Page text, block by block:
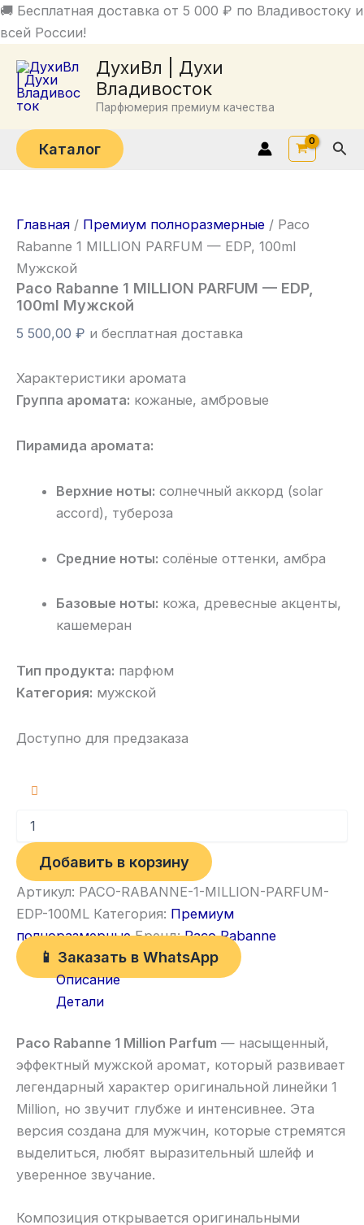
🚚 Бесплатная доставка от 5 000 ₽ по Владивостоку и
всей России!
Перейти
к
ДухиВл | Духи
Владивосток
Парфюмерия премиум качества
Каталог
Главная / Премиум полноразмерные / Paco
Rabanne 1 MILLION PARFUM — EDP, 100ml
Мужской
Paco Rabanne 1 MILLION PARFUM — EDP,
100ml Мужской
5 500,00 ₽ и бесплатная доставка
Характеристики аромата
Группа аромата: кожаные, амбровые
Пирамида аромата:
Верхние ноты: солнечный аккорд (solar
accord), тубероза
Средние ноты: солёные оттенки, амбра
Базовые ноты: кожа, древесные акценты,
кашемеран
Тип продукта: парфюм
Категория: мужской
Доступно для предзаказа
товара
Paco
Rabanne
MILLION
PARFUM
—
Добавить в корзину
Артикул: PACO-RABANNE-1-MILLION-PARFUM-
EDP-100ML Категория: Премиум
полноразмерные Бренд:Paco Rabanne
📱 Заказать в WhatsApp
Описание
Детали
Paco Rabanne 1 Million Parfum — насыщенный,
эффектный мужской аромат, который развивает
легендарный характер оригинальной линейки 1
Million, но звучит глубже и интенсивнее. Эта
версия создана для мужчин, которые стремятся
выделиться, любят выразительный шлейф и
уверенное звучание.
Композиция открывается оригинальными